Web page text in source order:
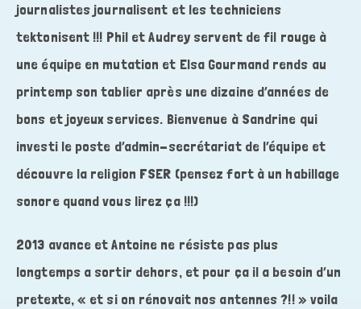
journalistes journalisent et les techniciens
tektonisent !!! Phil et Audrey servent de fil rouge à
une équipe en mutation et Elsa Gourmand rends au
printemp son tablier après une dizaine d’années de
bons et joyeux services. Bienvenue à Sandrine qui
investi le poste d’admin-secrétariat de l’équipe et
découvre la religion FSER (pensez fort à un habillage
sonore quand vous lirez ça !!!)
2013 avance et Antoine ne résiste pas plus
longtemps a sortir dehors, et pour ça il a besoin d’un
pretexte, « et si on rénovait nos antennes ?!! » voila